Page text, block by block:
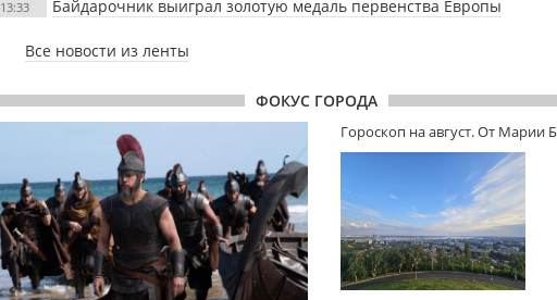
13:33
Байдарочник выиграл золотую медаль первенства Европы
Все новости из ленты
ФОКУС ГОРОДА
Гороскоп на август. От Марии